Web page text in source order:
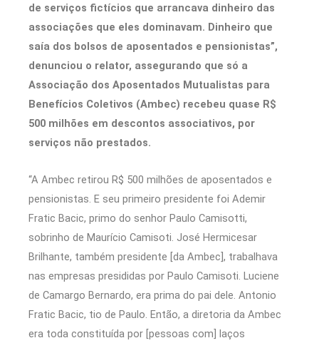
de serviços fictícios que arrancava dinheiro das
associações que eles dominavam. Dinheiro que
saía dos bolsos de aposentados e pensionistas”,
denunciou o relator, assegurando que só a
Associação dos Aposentados Mutualistas para
Benefícios Coletivos (Ambec) recebeu quase R$
500 milhões em descontos associativos, por
serviços não prestados.
“A Ambec retirou R$ 500 milhões de aposentados e
pensionistas. E seu primeiro presidente foi Ademir
Fratic Bacic, primo do senhor Paulo Camisotti,
sobrinho de Maurício Camisoti. José Hermicesar
Brilhante, também presidente [da Ambec], trabalhava
nas empresas presididas por Paulo Camisoti. Luciene
de Camargo Bernardo, era prima do pai dele. Antonio
Fratic Bacic, tio de Paulo. Então, a diretoria da Ambec
era toda constituída por [pessoas com] laços